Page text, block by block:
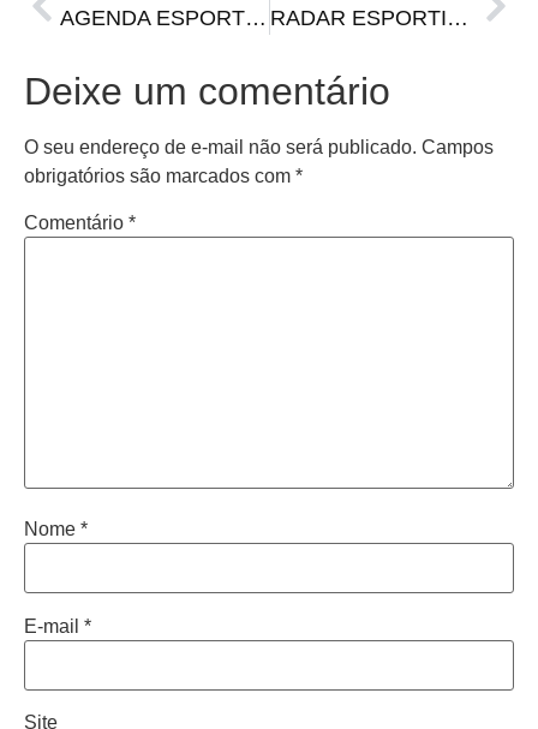
AGENDA ESPORTIVA | Jogos da Copa do Brasil desta quarta e quinta RADAR ESPORTIVO | Colorado tem desfalque na defesa, Tricolor tem retorno no meio-campo
Deixe um comentário
O seu endereço de e-mail não será publicado. Campos
obrigatórios são marcados com *
Comentário *
Nome *
E-mail *
Site